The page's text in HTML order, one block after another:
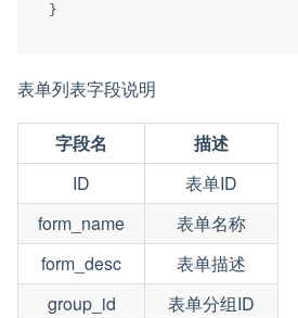
}
表单列表字段说明
字段名
描述
ID
表单ID
form_name
表单名称
form_desc
表单描述
group_id
表单分组ID